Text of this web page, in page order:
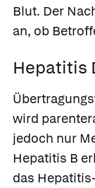
Blut. Der
an, ob
Hepatitis
wird
jedoch nur
Hepatitis B
das